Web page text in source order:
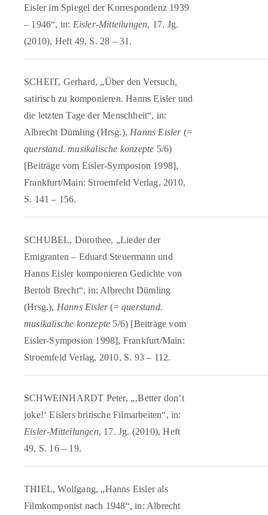
Eisler im Spiegel der Korrespondenz 1939
– 1946“, in: Eisler-Mitteilungen, 17. Jg.
(2010), Heft 49, S. 28 – 31.
SCHEIT, Gerhard, „Über den Versuch,
satirisch zu komponieren. Hanns Eisler und
die letzten Tage der Menschheit“, in:
Albrecht Dümling (Hrsg.), Hanns Eisler(=
querstand. musikalische konzepte 5/6)
[Beiträge vom Eisler-Symposion 1998],
Frankfurt/Main: Stroemfeld Verlag, 2010,
S. 141 – 156.
SCHUBEL, Dorothee, „Lieder der
Emigranten – Eduard Steuermann und
Hanns Eisler komponieren Gedichte von
Bertolt Brecht“, in: Albrecht Dümling
(Hrsg.), Hanns Eisler(=querstand.
musikalische konzepte 5/6) [Beiträge vom
Eisler-Symposion 1998], Frankfurt/Main:
Stroemfeld Verlag, 2010, S. 93 – 112.
SCHWEINHARDT Peter, „‚Better don’t
joke!‘ Eislers britische Filmarbeiten“, in:
Eisler-Mitteilungen, 17. Jg. (2010), Heft
49, S. 16 – 19.
THIEL, Wolfgang, „Hanns Eisler als
Filmkomponist nach 1948“, in: Albrecht